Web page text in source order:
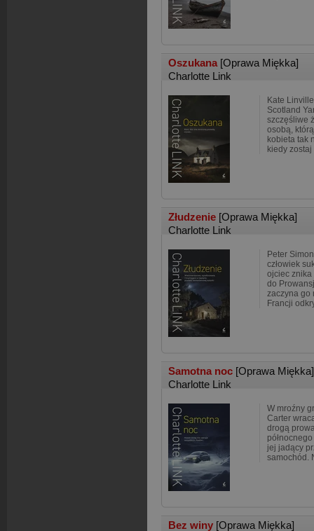
Oszukana [Oprawa Miękka]
Charlotte Link
Kate
Scotland
szczęśliwe
osobą,
kobieta tak
kiedy zostaj
Złudzenie [Oprawa Miękka]
Charlotte Link
Peter
człowiek
ojciec znika
do
zaczyna go
Francji
Samotna noc [Oprawa Miękka]
Charlotte Link
W mroźny
Carter
drogą
jej jadący
samochód.
Bez winy [Oprawa Miękka]